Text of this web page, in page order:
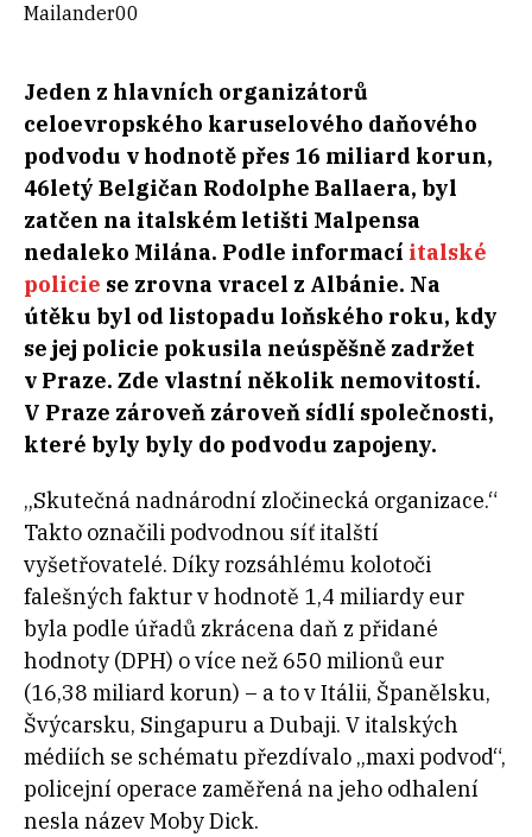
Mailander00
Jeden z hlavních organizátorů
celoevropského karuselového daňového
podvodu v hodnotě přes 16 miliard korun,
46letý Belgičan Rodolphe Ballaera, byl
zatčen na italském letišti Malpensa
nedaleko Milána. Podle informací italské
policie se zrovna vracel z Albánie. Na
útěku byl od listopadu loňského roku, kdy
se jej policie pokusila neúspěšně zadržet
v Praze. Zde vlastní několik nemovitostí.
V Praze zároveň zároveň sídlí společnosti,
které byly byly do podvodu zapojeny.
„Skutečná nadnárodní zločinecká organizace.“
Takto označili podvodnou síť italští
vyšetřovatelé. Díky rozsáhlému kolotoči
falešných faktur v hodnotě 1,4 miliardy eur
byla podle úřadů zkrácena daň z přidané
hodnoty (DPH) o více než 650 milionů eur
(16,38 miliard korun) – a to v Itálii, Španělsku,
Švýcarsku, Singapuru a Dubaji. V italských
médiích se schématu přezdívalo „maxi podvod“,
policejní operace zaměřená na jeho odhalení
nesla název Moby Dick.